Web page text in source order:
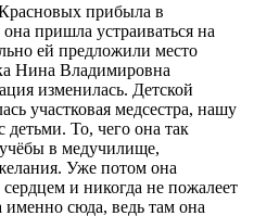
прибыла в
пришла устраиваться на
ей предложили место
Нина Владимировна
изменилась. Детской
участковая медсестра, нашу
детьми. То, чего она так
в медучилище,
Уже потом она
и никогда не пожалеет
именно сюда, ведь там она